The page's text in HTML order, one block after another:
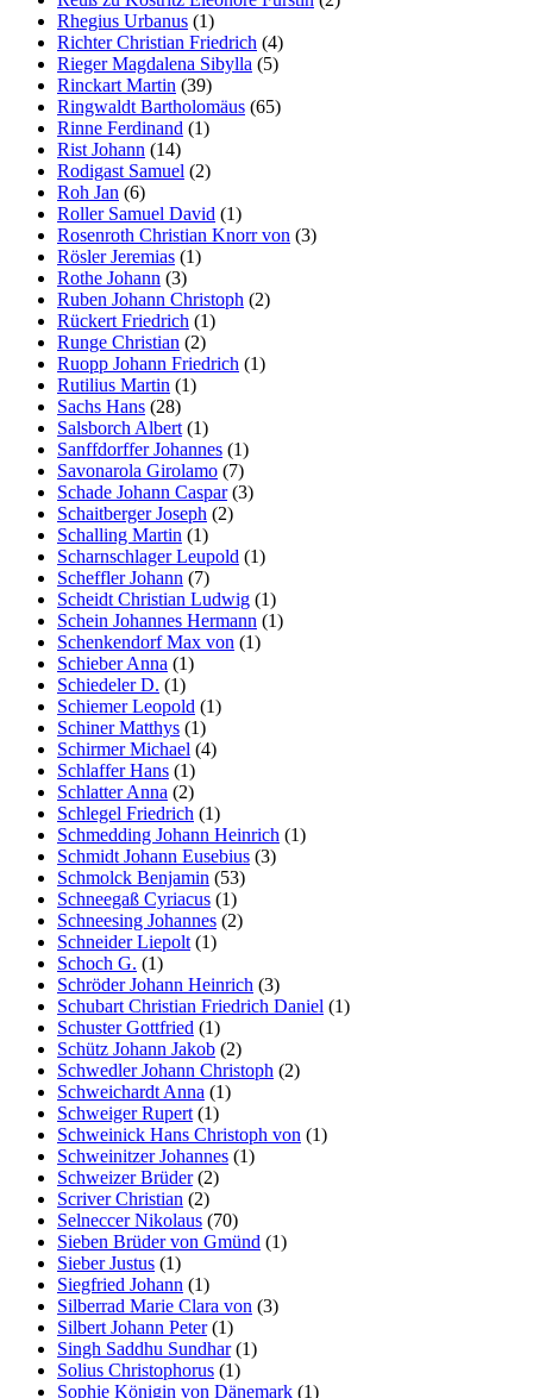
Rhegius Urbanus (1)
Richter Christian Friedrich (4)
Rieger Magdalena Sibylla (5)
Rinckart Martin (39)
Ringwaldt Bartholomäus (65)
Rinne Ferdinand (1)
Rist Johann (14)
Rodigast Samuel (2)
Roh Jan (6)
Roller Samuel David (1)
Rosenroth Christian Knorr von (3)
Rösler Jeremias (1)
Rothe Johann (3)
Ruben Johann Christoph (2)
Rückert Friedrich (1)
Runge Christian (2)
Ruopp Johann Friedrich (1)
Rutilius Martin (1)
Sachs Hans (28)
Salsborch Albert (1)
Sanffdorffer Johannes (1)
Savonarola Girolamo (7)
Schade Johann Caspar(3)
Schaitberger Joseph (2)
Schalling Martin (1)
Scharnschlager Leupold (1)
Scheffler Johann (7)
Scheidt Christian Ludwig (1)
Schein Johannes Hermann (1)
Schenkendorf Max von (1)
Schieber Anna (1)
Schiedeler D. (1)
Schiemer Leopold (1)
Schiner Matthys (1)
Schirmer Michael (4)
Schlaffer Hans (1)
Schlatter Anna (2)
Schlegel Friedrich (1)
Schmedding Johann Heinrich (1)
Schmidt Johann Eusebius (3)
Schmolck Benjamin (53)
Schneegaß Cyriacus (1)
Schneesing Johannes (2)
Schneider Liepolt (1)
Schoch G. (1)
Schröder Johann Heinrich (3)
Schubart Christian Friedrich Daniel (1)
Schuster Gottfried (1)
Schütz Johann Jakob (2)
Schwedler Johann Christoph (2)
Schweichardt Anna (1)
Schweiger Rupert (1)
Schweinick Hans Christoph von (1)
Schweinitzer Johannes (1)
Schweizer Brüder(2)
Scriver Christian (2)
Selneccer Nikolaus (70)
Sieben Brüder von Gmünd (1)
Sieber Justus (1)
Siegfried Johann (1)
Silberrad Marie Clara von (3)
Silbert Johann Peter(1)
Singh Saddhu Sundhar(1)
Solius Christophorus (1)
Sophie Königin von Dänemark (1)